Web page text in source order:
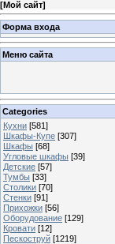
[Мой сайт]
Форма входа
Меню сайта
Categories
Кухни [581]
Шкафы-Купе [307]
Шкафы [68]
Угловые шкафы [39]
Детские [57]
Тумбы [33]
Столики [70]
Стенки [91]
Прихожки [56]
Оборудование [129]
Кровати [12]
Пескоструй [1219]